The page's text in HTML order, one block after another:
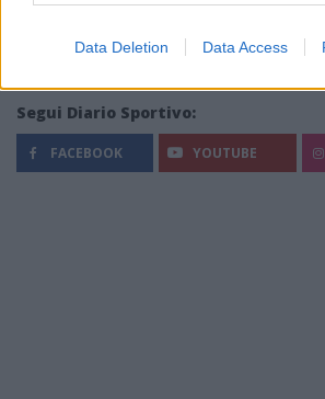
Data Deletion Data Access
Segui Diario Sportivo:
FACEBOOK YOUTUBE